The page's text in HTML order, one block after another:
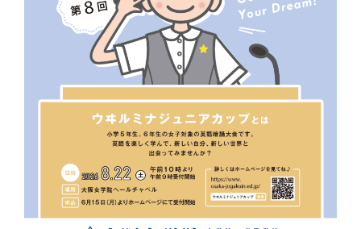
年間行事
クラブ活動
高校進路指導
協定校・指定校推薦
中学入試情報・募集要項
高等学校入試情報・
募集要項
帰国生徒募集要項
塾の先生方向けご案内
在校生・保護者の方へ
お知らせ
トピックス
サイトマップ